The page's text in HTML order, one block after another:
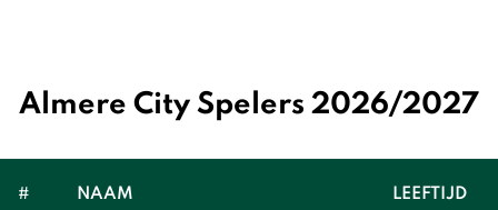
Almere City Spelers 2026/2027
# NAAM LEEFTIJD